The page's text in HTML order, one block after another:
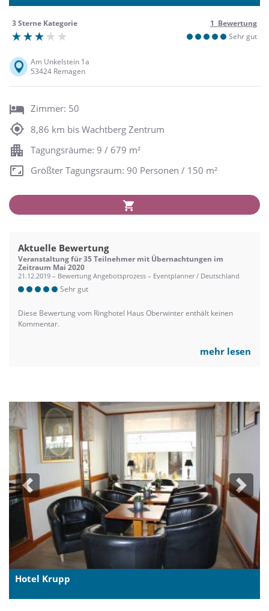
3 Sterne Kategorie
1 Bewertung
Sehr gut
Am Unkelstein 1a
53424 Remagen
Zimmer: 50
8,86 km bis Wachtberg Zentrum
Tagungsräume: 9 / 679 m²
Größter Tagungsraum: 90 Personen / 150 m²
Aktuelle Bewertung
Veranstaltung für 35 Teilnehmer mit Übernachtungen im
Zeitraum Mai 2020
21.12.2019 – Bewertung Angebotsprozess – Eventplanner / Deutschland
Sehr gut
Diese Bewertung vom Ringhotel Haus Oberwinter enthält keinen
Kommentar.
mehr lesen
Previous Next
Hotel Krupp